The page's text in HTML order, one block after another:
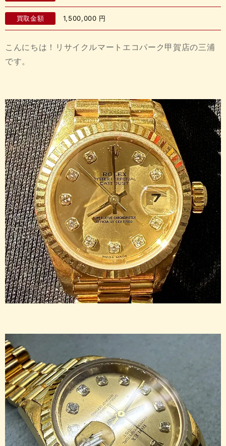
買取金額 1,500,000 円
こんにちは！リサイクルマートエコパーク甲賀店の三浦
です。